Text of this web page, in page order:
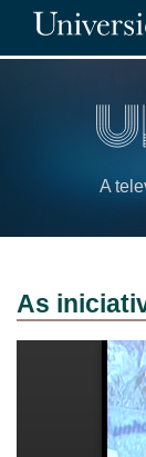
A
As